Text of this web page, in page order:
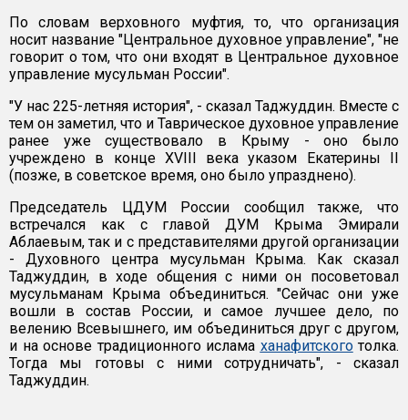
По словам верховного муфтия, то, что организация
носит название "Центральное духовное управление", "не
говорит о том, что они входят в Центральное духовное
управление мусульман России".
"У нас 225-летняя история", - сказал Таджуддин. Вместе с
тем он заметил, что и Таврическое духовное управление
ранее уже существовало в Крыму - оно было
учреждено в конце XVIII века указом Екатерины II
(позже, в советское время, оно было упразднено).
Председатель ЦДУМ России сообщил также, что
встречался как с главой ДУМ Крыма Эмирали
Аблаевым, так и с представителями другой организации
- Духовного центра мусульман Крыма. Как сказал
Таджуддин, в ходе общения с ними он посоветовал
мусульманам Крыма объединиться. "Сейчас они уже
вошли в состав России, и самое лучшее дело, по
велению Всевышнего, им объединиться друг с другом,
и на основе традиционного ислама ханафитскоготолка.
Тогда мы готовы с ними сотрудничать", - сказал
Таджуддин.